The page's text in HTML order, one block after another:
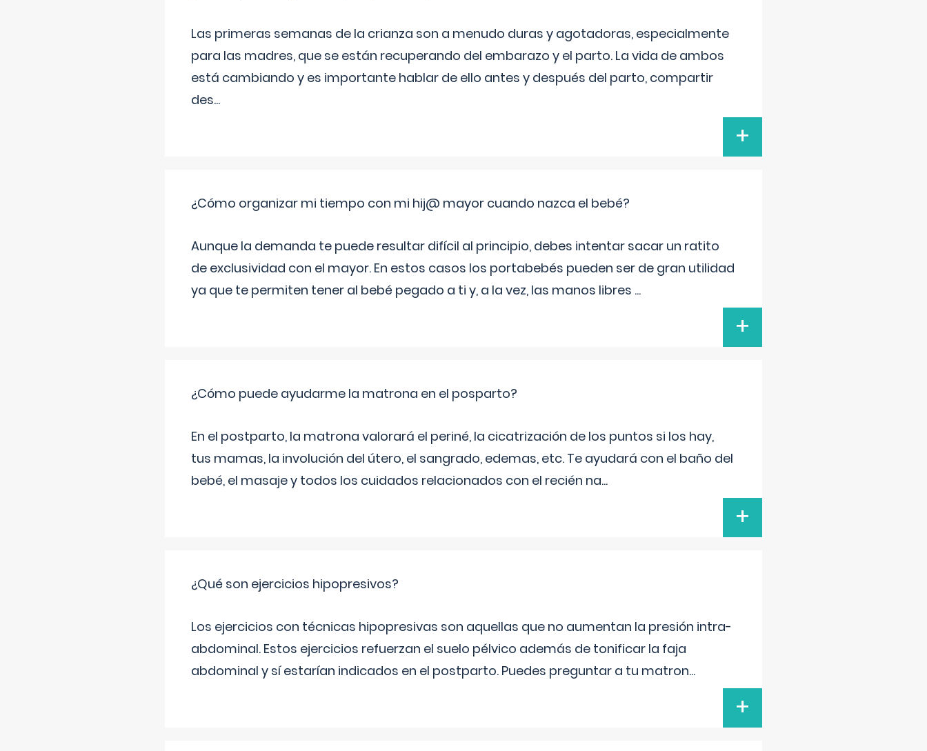
Las primeras semanas de la crianza son a menudo duras y agotadoras, especialmente
para las madres, que se están recuperando del embarazo y el parto. La vida de ambos
está cambiando y es importante hablar de ello antes y después del parto, compartir
des...
+
¿Cómo organizar mi tiempo con mi hij@ mayor cuando nazca el bebé?
Aunque la demanda te puede resultar difícil al principio, debes intentar sacar un ratito
de exclusividad con el mayor. En estos casos los portabebés pueden ser de gran utilidad
ya que te permiten tener al bebé pegado a ti y, a la vez, las manos libres ...
+
¿Cómo puede ayudarme la matrona en el posparto?
En el postparto, la matrona valorará el periné, la cicatrización de los puntos si los hay,
tus mamas, la involución del útero, el sangrado, edemas, etc. Te ayudará con el baño del
bebé, el masaje y todos los cuidados relacionados con el recién na...
+
¿Qué son ejercicios hipopresivos?
Los ejercicios con técnicas hipopresivas son aquellas que no aumentan la presión intra-
abdominal. Estos ejercicios refuerzan el suelo pélvico además de tonificar la faja
abdominal y sí estarían indicados en el postparto. Puedes preguntar a tu matron...
+